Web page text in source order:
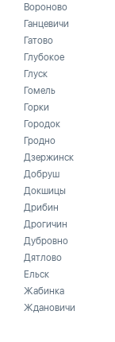
Вороново
Ганцевичи
Гатово
Глубокое
Глуск
Гомель
Горки
Городок
Гродно
Дзержинск
Добруш
Докшицы
Дрибин
Дрогичин
Дубровно
Дятлово
Ельск
Жабинка
Ждановичи